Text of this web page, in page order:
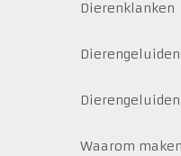
Dierenklanken
Dierengeluiden
Waarom